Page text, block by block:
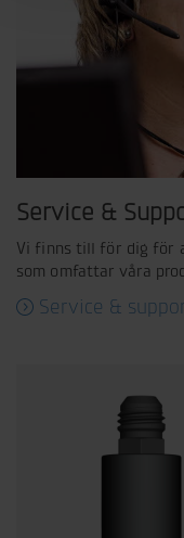
Service &
Vi finns till för dig för
som omfattar våra
Service &